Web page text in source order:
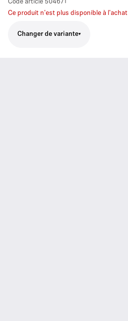
Code article 504671
Ce produit n'est plus disponible à l'achat
Changer de variante